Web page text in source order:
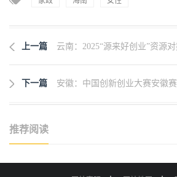
上一篇 云南：2025“源来好创业”资源
下一篇 安徽：中国创新创业大赛安徽
推荐阅读